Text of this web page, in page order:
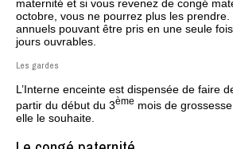
maternité et si vous revenez de congé
octobre, vous ne pourrez plus les
annuels pouvant être pris en une seule
jours ouvrables.
Les gardes
L’Interne enceinte est dispensée de faire
partir du début du 3ème mois de
elle le souhaite.